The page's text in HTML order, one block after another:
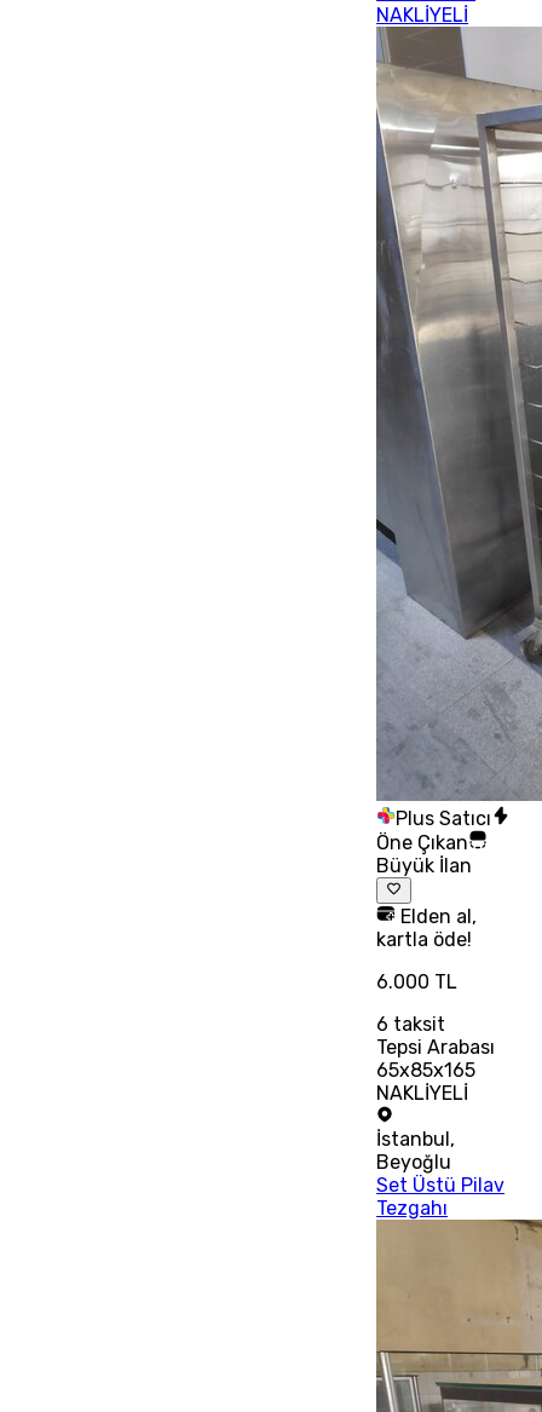
NAKLİYELİ
Plus Satıcı
Öne Çıkan
Büyük İlan
Elden al,
kartla öde!
6.000 TL
6 taksit
Tepsi Arabası
65x85x165
NAKLİYELİ
İstanbul ,
Beyoğlu
Set Üstü Pilav
Tezgahı